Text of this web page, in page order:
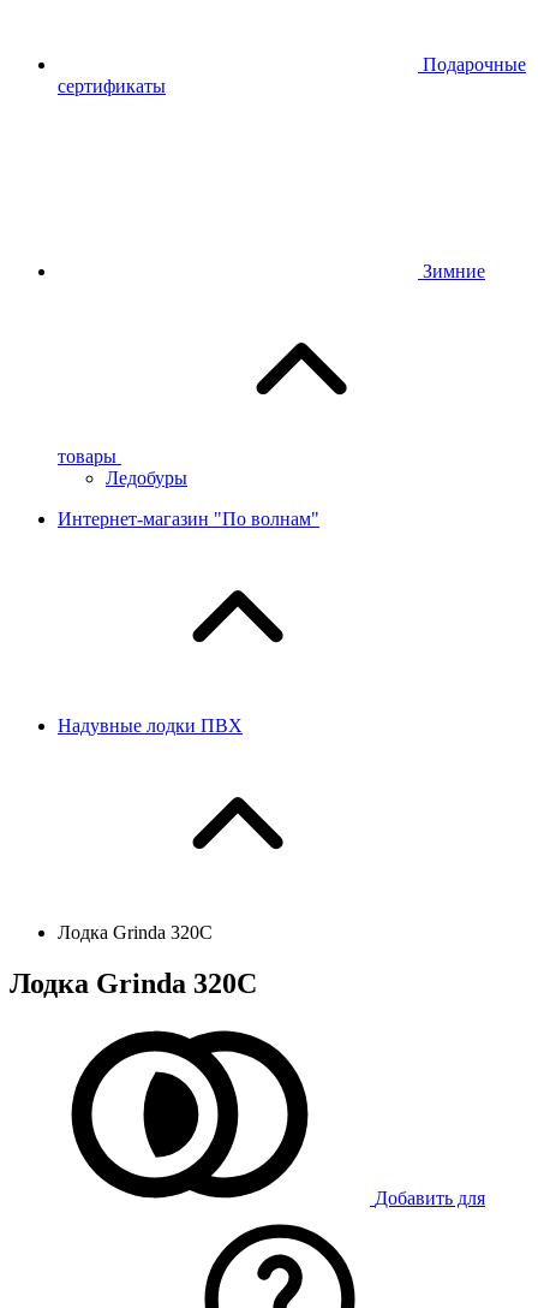
Подарочные
сертификаты
Зимние
товары
Ледобуры
Интернет-магазин "По волнам"
Надувные лодки ПВХ
Лодка Grinda 320С
Лодка Grinda 320С
Добавить для